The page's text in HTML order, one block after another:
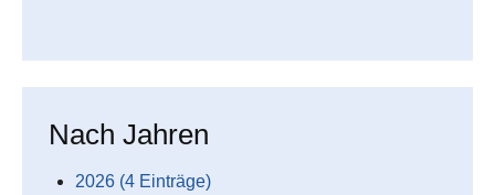
Nach Jahren
2026 (4 Einträge)